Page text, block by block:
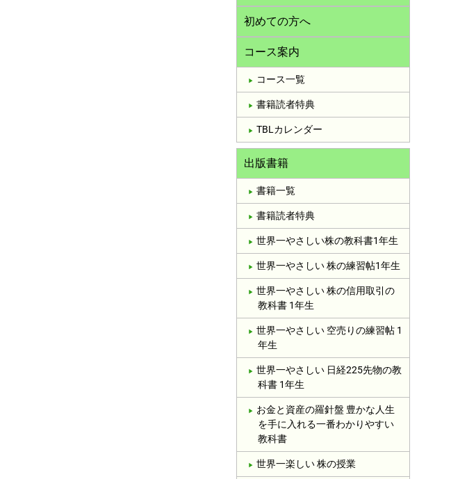
初めての方へ
コース案内
コース一覧
書籍読者特典
TBLカレンダー
出版書籍
書籍一覧
書籍読者特典
世界一やさしい株の教科書1年生
世界一やさしい 株の練習帖1年生
世界一やさしい 株の信用取引の
教科書 1年生
世界一やさしい 空売りの練習帖 1
年生
世界一やさしい 日経225先物の教
科書 1年生
お金と資産の羅針盤 豊かな人生
を手に入れる一番わかりやすい
教科書
世界一楽しい 株の授業